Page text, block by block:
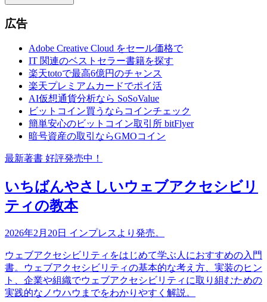
広告
Adobe Creative Cloud をセール価格で
IT 関連のベストセラー書籍を探す
楽天totoで最高6億円のチャンス
楽天プレミアムカードでポイ活
AI仮想通貨分析なら SoSoValue
ビットコイン買うならコインチェック
簡単安心のビットコイン取引所 bitFlyer
暗号資産の取引ならGMOコイン
最新著書 好評発売中！
いちばんやさしいウェブアクセシビリ
ティの教本
2026年2月20日 インプレスより発売。
ウェブアクセシビリティをはじめて学ぶ人におすすめの入門
書。ウェブアクセシビリティの基本的な考え方、実装のヒン
ト、企業や組織でウェブアクセシビリティに取り組むための
実践的なノウハウまでをわかりやすく解説。